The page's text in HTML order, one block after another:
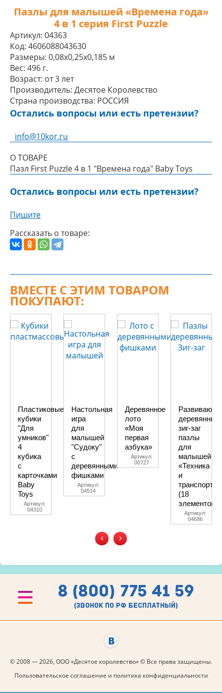
Пазлы для малышей «Времена года»
4 в 1 серия First Puzzle
Артикул: 04363
Код: 4606088043630
Размеры: 0,08x0,25x0,185 м
Вес: 496 г.
Возраст: от 3 лет
Производитель: Десятое Королевство
Страна производства: РОССИЯ
Остались вопросы или есть претензии?
info@10kor.ru
О ТОВАРЕ
Пазл First Puzzle 4 в 1 "Времена года" Baby Toys
Остались вопросы или есть претензии?
Пишите
Рассказать о товаре:
ВМЕСТЕ С ЭТИМ ТОВАРОМ
ПОКУПАЮТ:
Пластиковые
кубики
"Для
умников"
4
кубика
с
карточками
Baby
Toys
Артикул:
04310
Настольная
игра
для
малышей
"Судоку"
с
деревянными
фишками
Артикул:
04514
Деревянное
лото
«Моя
первая
азбука»
Артикул:
00727
деревянные
зиг-заг
пазлы
для
малышей
«Техника
и
транспорт»
(18
элементов)
Артикул:
04686
‹ ›
8 (800) 775 41 59
(звонок по рф бесплатный)
© 2008 — 2026, ООО «Десятое королевство» © Все права защищены.
Пользовательское соглашение и политика конфиденциальности